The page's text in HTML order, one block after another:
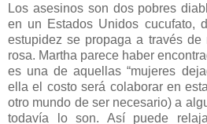
Los asesinos son dos pobres
en un Estados Unidos cucufato,
estupidez se propaga a través de
rosa. Martha parece haber
es una de aquellas “mujeres
ella el costo será colaborar en
otro mundo de ser necesario) a
todavía lo son. Así puede